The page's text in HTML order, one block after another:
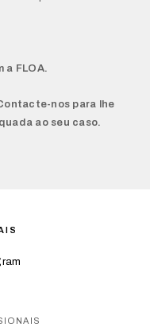
a FLOA.
nos para lhe
ao seu caso.